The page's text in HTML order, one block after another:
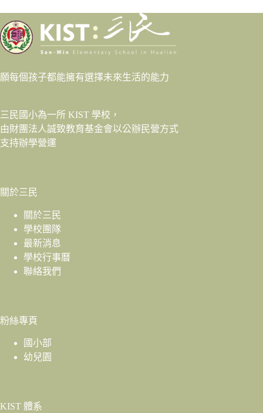
願每個孩子都能擁有選擇未來生活的能力
三民國小為一所 KIST 學校，
由財團法人誠致教育基金會以公辦民營方式
支持辦學營運
關於三民
關於三民
學校團隊
最新消息
學校行事曆
聯絡我們
粉絲專頁
國小部
幼兒園
KIST 體系